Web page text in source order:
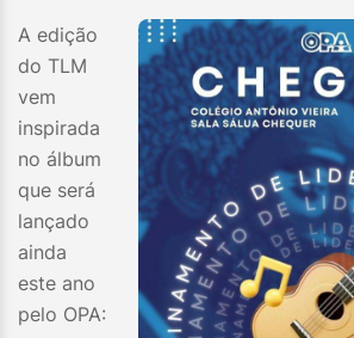
A edição
do TLM
vem
inspirada
no álbum
que será
lançado
ainda
este ano
pelo OPA: